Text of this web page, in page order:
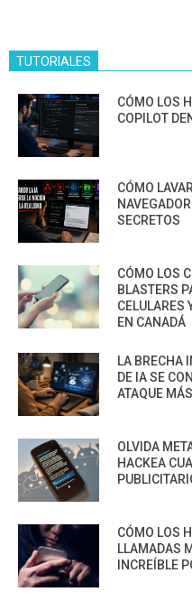
TUTORIALES
CÓMO LOS
COPILOT
CÓMO
SECRETOS
CÓMO LOS
BLASTERS
CELULARES
EN CANADÁ
LA BRECHA
DE IA SE
ATAQUE
OLVIDA
HACKEA
CÓMO LOS
LLAMADAS
INCREÍBLE